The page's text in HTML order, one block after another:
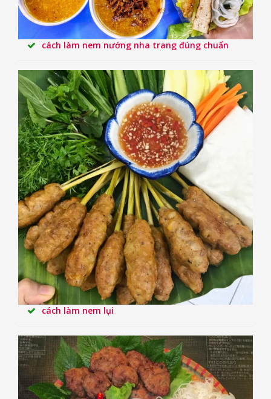
cách làm nem nướng nha trang đúng chuẩn
cách làm nem lụi